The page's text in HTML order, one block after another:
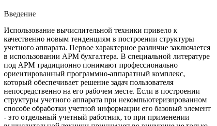
Введение
Использование вычислительной техники привело к
качественно новым тенденциям в построении структуры
учетного аппарата. Первое характерное различие заключается
в использовании АРМ бухгалтера. В специальной литературе
под АРМ традиционно понимают профессионально
ориентированный программно-аппаратный комплекс,
который обеспечивает решение задач пользователя
непосредственно на его рабочем месте. Если в построении
структуры учетного аппарата при некомпьютеризированном
способе обработки учетной информации его базовый элемент
- это отдельный учетный работник, то при применении